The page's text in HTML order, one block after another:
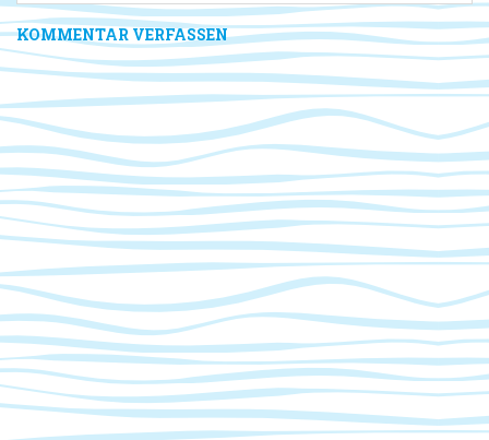
v
i
g
t
i
o
n
KOMMENTAR VERFASSEN